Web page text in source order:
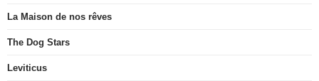
La Maison de nos rêves
The Dog Stars
Leviticus